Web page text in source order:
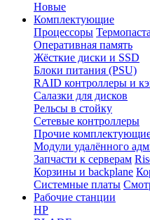
Новые
Комплектующие
Процессоры Термопаста
Оперативная память
Жёсткие диски и SSD
Блоки питания (PSU)
RAID контроллеры и
Салазки для дисков
Рельсы в стойку
Сетевые контроллеры
Прочие
Модули удалённого
Запчасти к серверам
Корзины и backplane
Системные платы
Рабочие станции
HP